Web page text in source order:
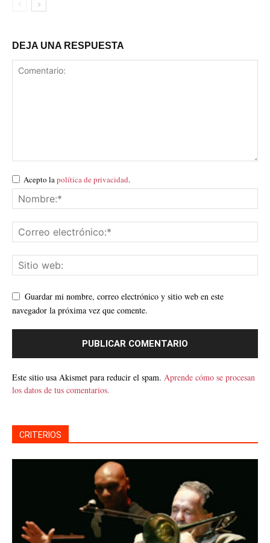
DEJA UNA RESPUESTA
Acepto lapolítica de privacidad.
Guardar mi nombre, correo electrónico y sitio web en este
navegador la próxima vez que comente.
Este sitio usa Akismet para reducir el spam. Aprende cómo se procesan
los datos de tus comentarios.
CRITERIOS